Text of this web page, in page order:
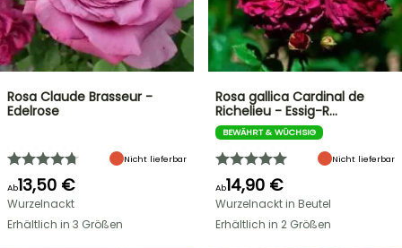
Rosa Claude Brasseur -
Edelrose
Nicht lieferbar
Ab13,50 €
Wurzelnackt
Erhältlich in 3 Größen
Rosa gallica Cardinal de
Richelieu - Essig-R…
BEWÄHRT & WÜCHSIG
Nicht lieferbar
Ab14,90 €
Wurzelnackt in Beutel
Erhältlich in 2 Größen